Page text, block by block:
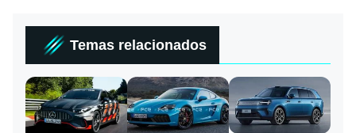
Temas relacionados